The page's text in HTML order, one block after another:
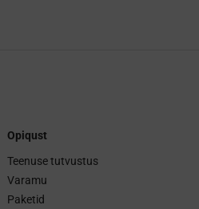
Opiqust
Teenuse tutvustus
Varamu
Paketid